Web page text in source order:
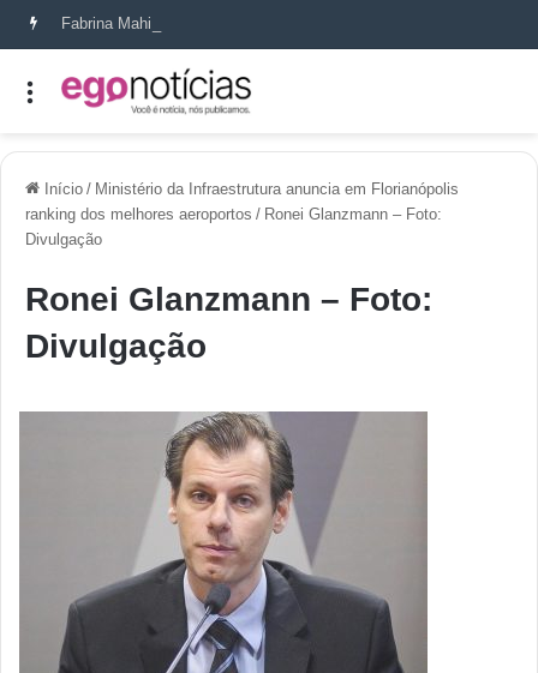
Fabrina Mahin e a arte de reconstruir confiança
Início / Ministério da Infraestrutura anuncia em Florianópolis
ranking dos melhores aeroportos / Ronei Glanzmann – Foto:
Divulgação
Ronei Glanzmann – Foto:
Divulgação